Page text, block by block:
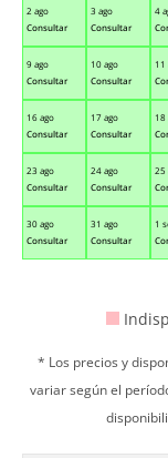
2 ago
Consultar
3 ago
Consultar
4
9 ago
Consultar
10 ago
Consultar
11
16 ago
Consultar
17 ago
Consultar
18
23 ago
Consultar
24 ago
Consultar
25
30 ago
Consultar
31 ago
Consultar
1
* Los precios y
variar según el